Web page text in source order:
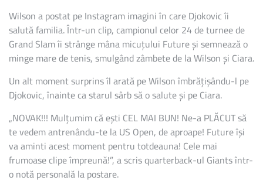
DJOKOVIC
Wilson a postat pe Instagram imagini în care Djokovic îi
salută familia. Într-un clip, campionul celor 24 de turnee de
Grand Slam îi strânge mâna micuțului Future și semnează o
minge mare de tenis, smulgând zâmbete de la Wilson și Ciara.
Un alt moment surprins îl arată pe Wilson îmbrățișându-l pe
Djokovic, înainte ca starul sârb să o salute și pe Ciara.
„NOVAK!!! Mulțumim că ești CEL MAI BUN! Ne-a PLĂCUT să
te vedem antrenându-te la US Open, de aproape! Future își
va aminti acest moment pentru totdeauna! Cele mai
frumoase clipe împreună!”, a scris quarterback-ul Giants într-
o notă personală la postare.